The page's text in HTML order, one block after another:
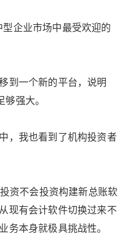
企业市场中最受欢迎的
到一个新的平台，说明
强大。
，我也看到了机构投资者
资不会投资构建新总账软
现有会计软件切换过来不
务本身就极具挑战性。